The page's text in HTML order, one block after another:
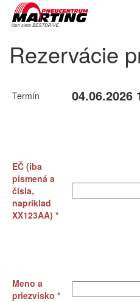
Rezervácie
Termín 04.06.2026
EČ (iba
písmená a
čísla,
napríklad
XX123AA) *
Meno a
priezvisko *